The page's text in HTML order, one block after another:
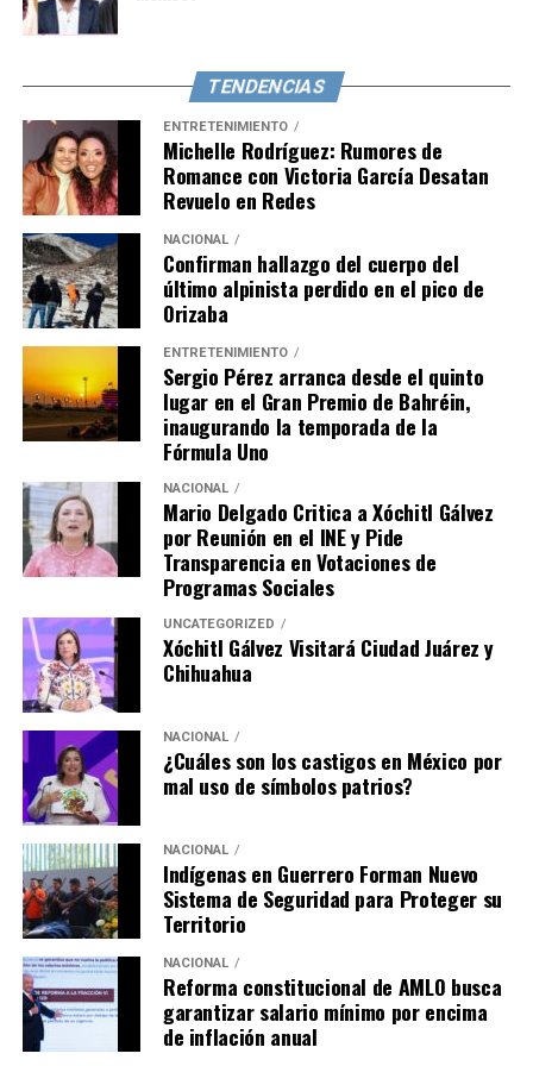
TENDENCIAS
ENTRETENIMIENTO
Michelle Rodríguez: Rumores de
Romance con Victoria García Desatan
Revuelo en Redes
NACIONAL
Confirman hallazgo del cuerpo del
último alpinista perdido en el pico de
Orizaba
ENTRETENIMIENTO
Sergio Pérez arranca desde el quinto
lugar en el Gran Premio de Bahréin,
inaugurando la temporada de la
Fórmula Uno
NACIONAL
Mario Delgado Critica a Xóchitl Gálvez
por Reunión en el INE y Pide
Transparencia en Votaciones de
Programas Sociales
UNCATEGORIZED
Xóchitl Gálvez Visitará Ciudad Juárez y
Chihuahua
NACIONAL
¿Cuáles son los castigos en México por
mal uso de símbolos patrios?
NACIONAL
Indígenas en Guerrero Forman Nuevo
Sistema de Seguridad para Proteger su
Territorio
NACIONAL
Reforma constitucional de AMLO busca
garantizar salario mínimo por encima
de inflación anual